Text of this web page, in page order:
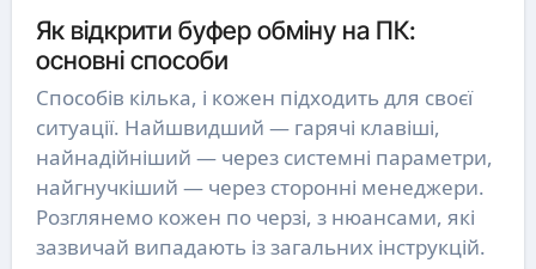
Як відкрити буфер обміну на ПК:
основні способи
Способів кілька, і кожен підходить для своєї
ситуації. Найшвидший — гарячі клавіші,
найнадійніший — через системні параметри,
найгнучкіший — через сторонні менеджери.
Розглянемо кожен по черзі, з нюансами, які
зазвичай випадають із загальних інструкцій.